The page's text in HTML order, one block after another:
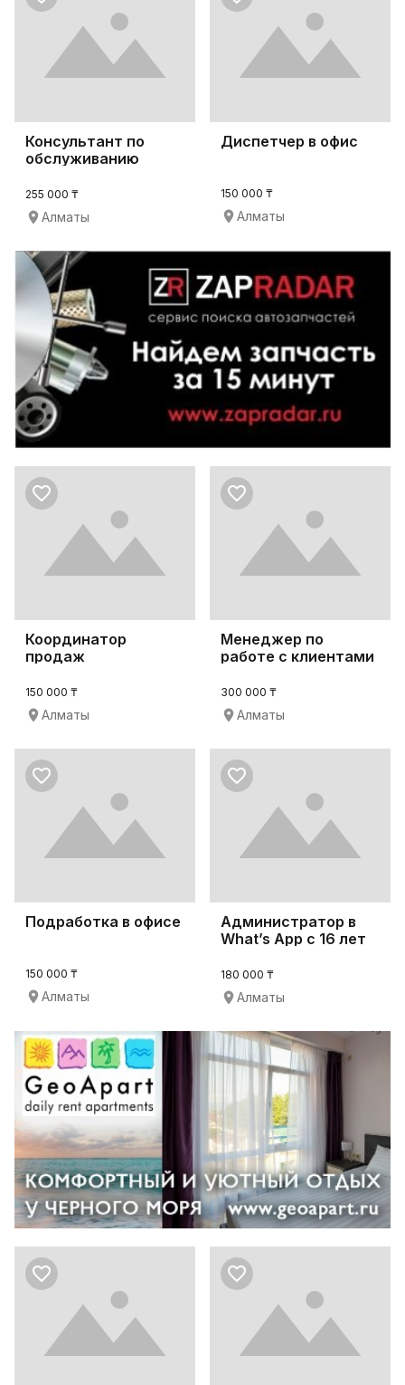
Консультант по
обслуживанию
255 000 ₸
Алматы
Диспетчер в офис
150 000 ₸
Алматы
Координатор
продаж
150 000 ₸
Алматы
Менеджер по
работе с клиентами
300 000 ₸
Алматы
Подработка в офисе
150 000 ₸
Алматы
Администратор в
What’s App c 16 лет
180 000 ₸
Алматы